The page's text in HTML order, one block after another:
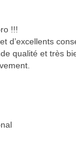
!!!
d’excellents
qualité et très